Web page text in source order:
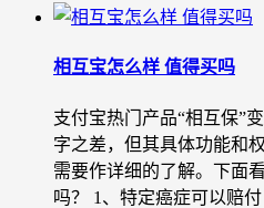
相互宝怎么样 值得买吗
支付宝热门产品“相互保”
字之差，但其具体功能和
需要作详细的了解。下面
吗？ 1、特定癌症可以赔